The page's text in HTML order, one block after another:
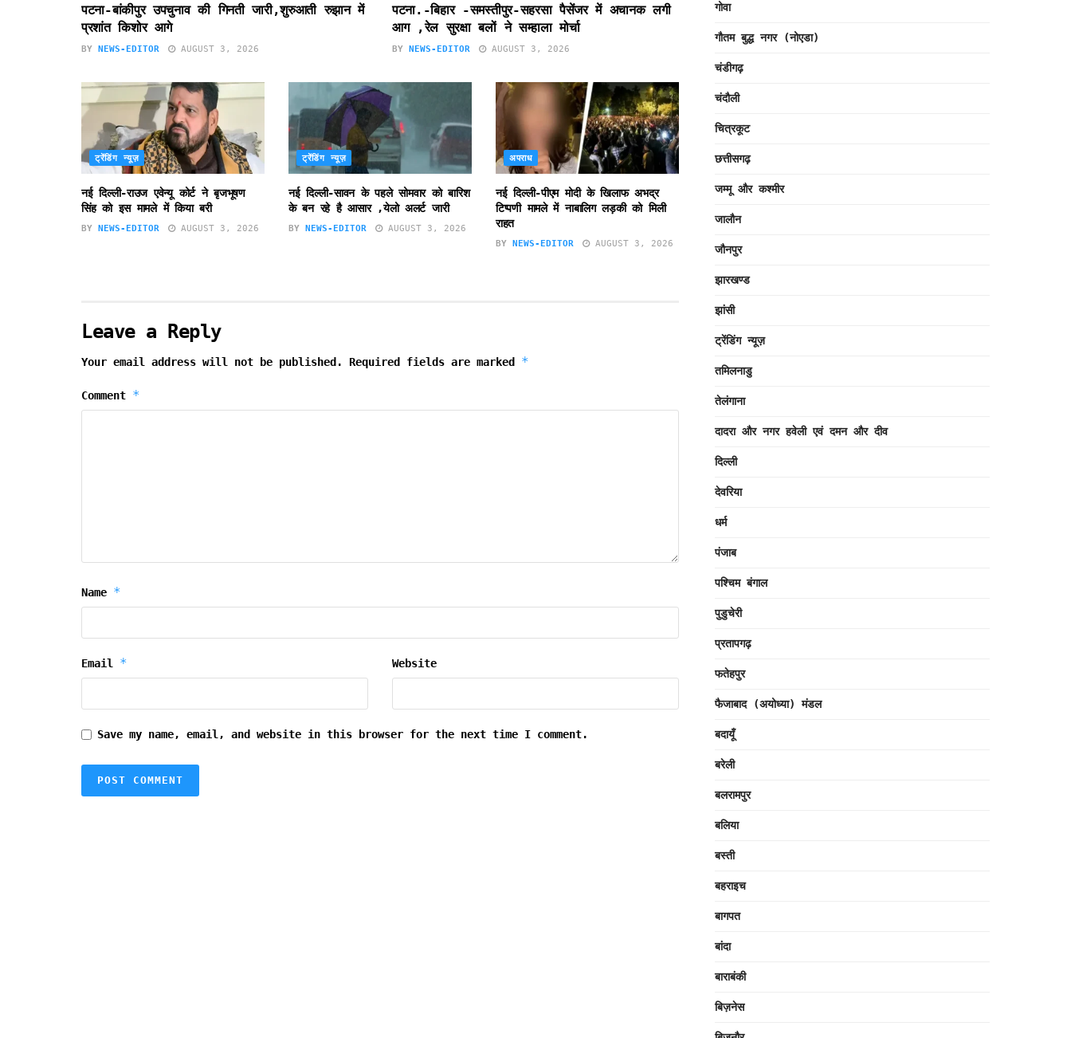
पटना-बांकीपुर उपचुनाव की गिनती जारी,शुरुआती रुझान में
प्रशांत किशोर आगे
BY NEWS-EDITOR AUGUST 3, 2026
पटना.-बिहार -समस्तीपुर-सहरसा पैसेंजर में अचानक लगी
आग ,रेल सुरक्षा बलों ने सम्हाला मोर्चा
BY NEWS-EDITOR AUGUST 3, 2026
ट्रेंडिंग न्यूज़
नई दिल्ली-राउज एवेन्यू कोर्ट ने बृजभूषण
सिंह को इस मामले में किया बरी
BY NEWS-EDITOR AUGUST 3, 2026
ट्रेंडिंग न्यूज़
नई दिल्ली-सावन के पहले सोमवार को बारिश
के बन रहे है आसार ,येलो अलर्ट जारी
BY NEWS-EDITOR AUGUST 3, 2026
अपराध
नई दिल्ली-पीएम मोदी के खिलाफ अभद्र
टिप्पणी मामले में नाबालिग लड़की को मिली
राहत
BY NEWS-EDITOR AUGUST 3, 2026
Leave a Reply
Your email address will not be published. Required fields are marked *
Comment *
Name *
Email * Website
Save my name, email, and website in this browser for the next time I comment.
गोवा
गौतम बुद्ध नगर (नोएडा)
चंडीगढ़
चंदौली
चित्रकूट
छत्तीसगढ़
जम्मू और कश्मीर
जालौन
जौनपुर
झारखण्ड
झांसी
ट्रेंडिंग न्यूज़
तमिलनाडु
तेलंगाना
दादरा और नगर हवेली एवं दमन और दीव
दिल्ली
देवरिया
धर्म
पंजाब
पश्चिम बंगाल
पुडुचेरी
प्रतापगढ़
फतेहपुर
फैजाबाद (अयोध्या) मंडल
बदायूँ
बरेली
बलरामपुर
बलिया
बस्ती
बहराइच
बागपत
बांदा
बाराबंकी
बिज़नेस